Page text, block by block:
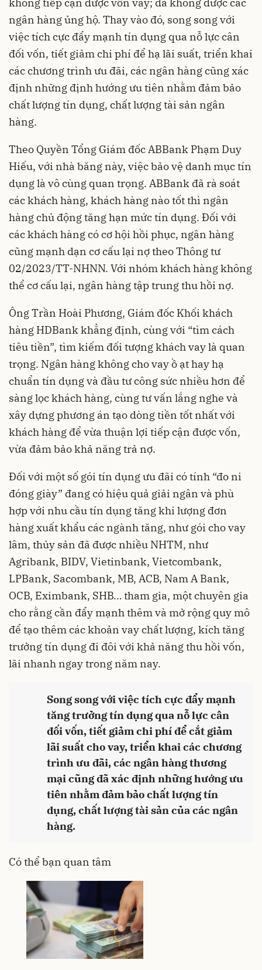
ngân hàng ủng hộ. Thay vào đó, song song với
việc tích cực đẩy mạnh tín dụng qua nỗ lực cân
đối vốn, tiết giảm chi phí để hạ lãi suất, triển khai
các chương trình ưu đãi, các ngân hàng cũng xác
định những định hướng ưu tiên nhằm đảm bảo
chất lượng tín dụng, chất lượng tài sản ngân
hàng.
Theo Quyền Tổng Giám đốc ABBank Phạm Duy
Hiếu, với nhà băng này, việc bảo vệ danh mục tín
dụng là vô cùng quan trọng. ABBank đã rà soát
các khách hàng, khách hàng nào tốt thì ngân
hàng chủ động tăng hạn mức tín dụng. Đối với
các khách hàng có cơ hội hồi phục, ngân hàng
cũng mạnh dạn cơ cấu lại nợ theo Thông tư
02/2023/TT-NHNN. Với nhóm khách hàng không
thể cơ cấu lại, ngân hàng tập trung thu hồi nợ.
Ông Trần Hoài Phương, Giám đốc Khối khách
hàng HDBank khẳng định, cùng với “tìm cách
tiêu tiền”, tìm kiếm đối tượng khách vay là quan
trọng. Ngân hàng không cho vay ồ ạt hayhạ
chuẩn tín dụngvà đầu tư công sức nhiều hơn để
sàng lọc khách hàng, cùng tư vấn lắng nghe và
xây dựng phương án tạo dòng tiền tốt nhất với
khách hàng để vừa thuận lợi tiếp cận được vốn,
vừa đảm bảo khả năng trả nợ.
Đối với một số gói tín dụng ưu đãi có tính “đo ni
đóng giày” đang có hiệu quả giải ngân và phù
hợp với nhu cầu tín dụng tăng khi lượng đơn
hàng xuất khẩu các ngành tăng, như gói cho vay
lâm, thủy sản đã được nhiều NHTM, như
Agribank, BIDV, Vietinbank, Vietcombank,
LPBank, Sacombank, MB, ACB, Nam A Bank,
OCB, Eximbank, SHB… tham gia, một chuyên gia
cho rằng cần đẩy mạnh thêm và mở rộng quy mô
để tạo thêm các khoản vay chất lượng, kích tăng
trưởng tín dụng đi đôi với khả năng thu hồi vốn,
lãi nhanh ngay trong năm nay.
Song song với việc tích cực đẩy mạnh
tăng trưởng tín dụng qua nỗ lực cân
đối vốn, tiết giảm chi phí để cắt giảm
lãi suất cho vay, triển khai các chương
trình ưu đãi, các ngân hàng thương
mại cũng đã xác định những hướng ưu
tiên nhằm đảm bảo chất lượng tín
dụng, chất lượng tài sản của các ngân
hàng.
Có thể bạn quan tâm